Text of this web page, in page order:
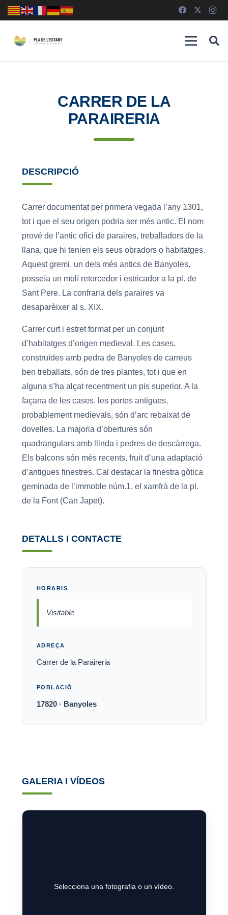
CARRER DE LA
PARAIRERIA
DESCRIPCIÓ
Carrer documentat per primera vegada l’any 1301,
tot i que el seu origen podria ser més antic. El nom
prové de l’antic ofici de paraires, treballadors de la
llana, que hi tenien els seus obradors o habitatges.
Aquest gremi, un dels més antics de Banyoles,
posseïa un molí retorcedor i estricador a la pl. de
Sant Pere. La confraria dels paraires va
desaparèixer al s. XIX.
Carrer curt i estret format per un conjunt
d’habitatges d’origen medieval. Les cases,
construïdes amb pedra de Banyoles de carreus
ben treballats, són de tres plantes, tot i que en
alguna s’ha alçat recentment un pis superior. A la
façana de les cases, les portes antigues,
probablement medievals, són d’arc rebaixat de
dovelles. La majoria d’obertures són
quadrangulars amb llinda i pedres de descàrrega.
Els balcons són més recents, fruit d’una adaptació
d’antigues finestres. Cal destacar la finestra gòtica
geminada de l’immoble núm.1, el xamfrà de la pl.
de la Font (Can Japet).
DETALLS I CONTACTE
HORARIS
Visitable
ADREÇA
Carrer de la Paraireria
POBLACIÓ
17820 · Banyoles
GALERIA I VÍDEOS
Selecciona una fotografia o un vídeo.